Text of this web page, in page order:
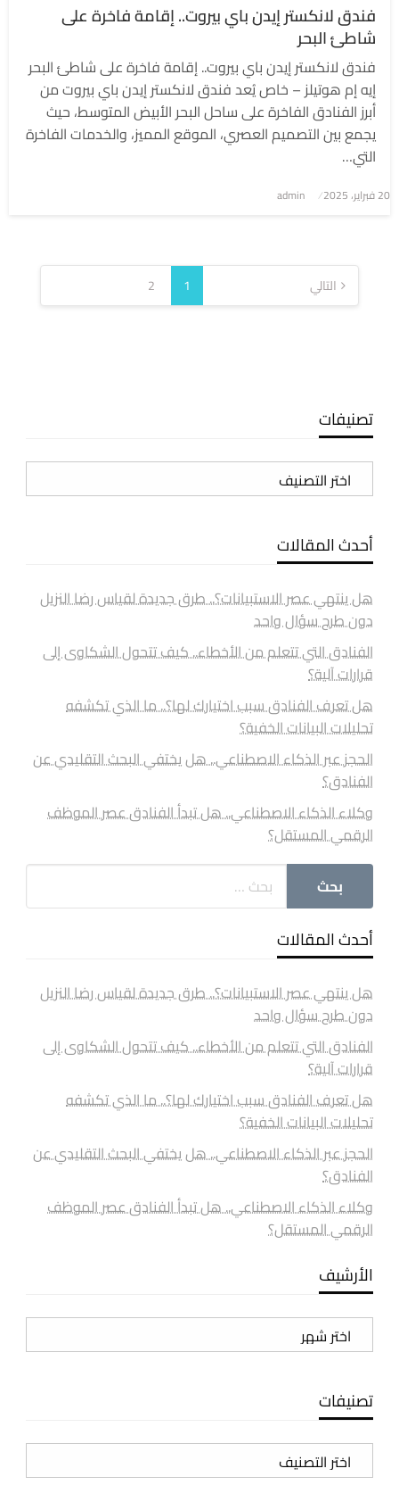
فندق لانكستر إيدن باي بيروت.. إقامة فاخرة على
شاطئ البحر
فندق لانكستر إيدن باي بيروت.. إقامة فاخرة على شاطئ البحر
إيه إم هوتيلز – خاص يُعد فندق لانكستر إيدن باي بيروت من
أبرز الفنادق الفاخرة على ساحل البحر الأبيض المتوسط، حيث
يجمع بين التصميم العصري، الموقع المميز، والخدمات الفاخرة
التي…
نُشر
20 فبراير، 2025 admin
تعدد
صفحات
المقالات
1
2 التالي
تصنيفات
تصنيفات
أحدث المقالات
هل ينتهي عصر الاستبيانات؟.. طرق جديدة لقياس رضا النزيل
دون طرح سؤال واحد
الفنادق التي تتعلم من الأخطاء.. كيف تتحول الشكاوى إلى
قرارات آلية؟
هل تعرف الفنادق سبب اختيارك لها؟.. ما الذي تكشفه
تحليلات البيانات الخفية؟
الحجز عبر الذكاء الاصطناعي.. هل يختفي البحث التقليدي عن
الفنادق؟
وكلاء الذكاء الاصطناعي.. هل تبدأ الفنادق عصر الموظف
الرقمي المستقل؟
أحدث المقالات
هل ينتهي عصر الاستبيانات؟.. طرق جديدة لقياس رضا النزيل
دون طرح سؤال واحد
الفنادق التي تتعلم من الأخطاء.. كيف تتحول الشكاوى إلى
قرارات آلية؟
هل تعرف الفنادق سبب اختيارك لها؟.. ما الذي تكشفه
تحليلات البيانات الخفية؟
الحجز عبر الذكاء الاصطناعي.. هل يختفي البحث التقليدي عن
الفنادق؟
وكلاء الذكاء الاصطناعي.. هل تبدأ الفنادق عصر الموظف
الرقمي المستقل؟
الأرشيف
الأرشيف
تصنيفات
تصنيفات